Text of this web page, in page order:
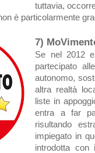
tuttavia,
è particolarmente
7)
Se nel 2012
partecipato
autonomo,
altra realtà
liste in
entra a far
risultando
impiegato in
introdotta con